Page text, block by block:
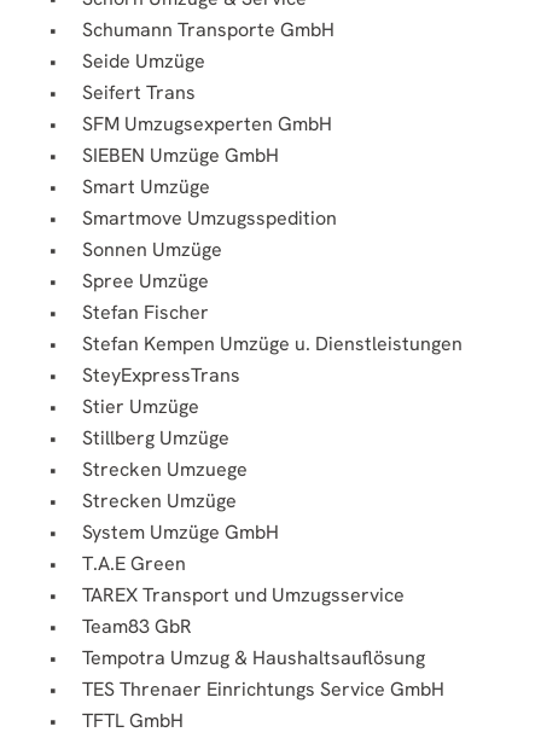
Schumann Transporte GmbH
Seide Umzüge
Seifert Trans
SFM Umzugsexperten GmbH
SIEBEN Umzüge GmbH
Smart Umzüge
Smartmove Umzugsspedition
Sonnen Umzüge
Spree Umzüge
Stefan Fischer
Stefan Kempen Umzüge u. Dienstleistungen
SteyExpressTrans
Stier Umzüge
Stillberg Umzüge
Strecken Umzuege
Strecken Umzüge
System Umzüge GmbH
T.A.E Green
TAREX Transport und Umzugsservice
Team83 GbR
Tempotra Umzug & Haushaltsauflösung
TES Threnaer Einrichtungs Service GmbH
TFTL GmbH